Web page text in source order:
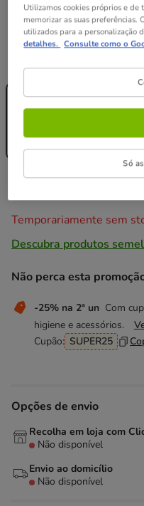
1.2 kg
3.29€
(2.74€ / kg)
12 latas
kg
Sem
(2.66€ /
Não perca esta
-25% na 2ª un Com
higiene e acessórios.
Cupão: SUPER25
Temporariamente sem
Descubra produtos
Opções de envio
Recolha em loja com
Não disponível
Envio ao domicílio
Não disponível
Utilizamos cookies próprios e de
memorizar as suas preferências.
utilizados para a personalização
detalhes. Consulte como o
Só